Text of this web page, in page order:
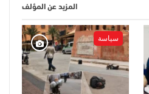
المزيد عن المؤلف
سياسة